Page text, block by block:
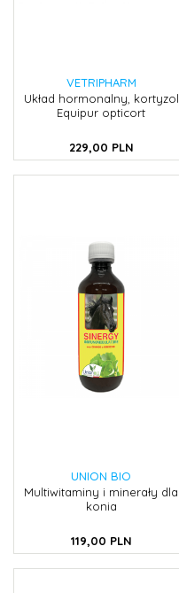
VETRIPHARM
Układ hormonalny, kortyzol
Equipur opticort
229,00 PLN
UNION BIO
Multiwitaminy i minerały dla
konia
119,00 PLN